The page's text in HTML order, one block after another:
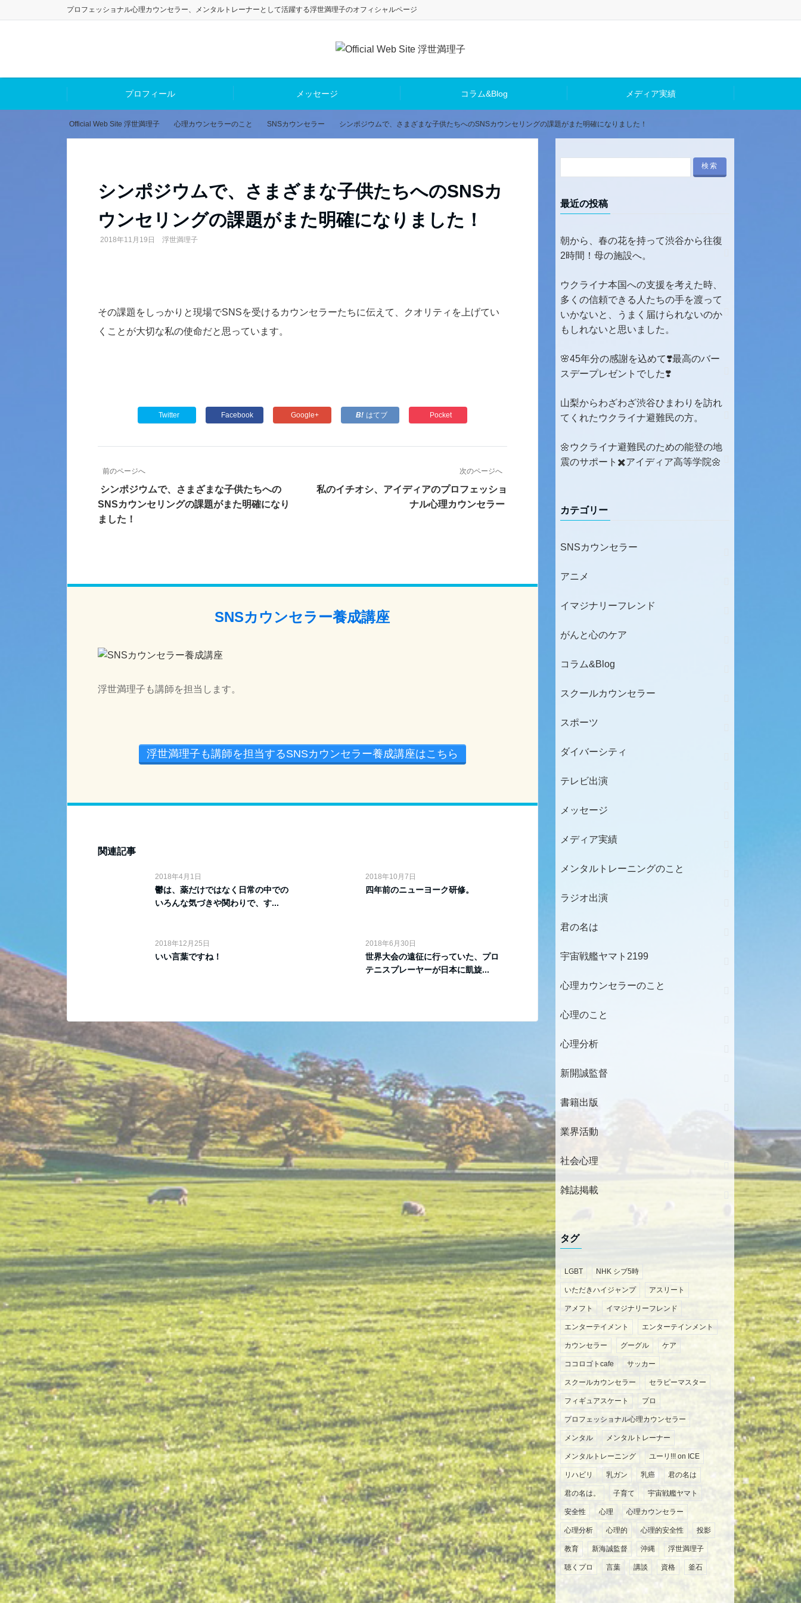
プロフェッショナル心理カウンセラー、メンタルトレーナーとして活躍する浮世満理子のオフィシャルページ
プロフィール メッセージ コラム&Blog メディア実績
Official Web Site 浮世満理子 心理カウンセラーのこと SNSカウンセラー シンポジウムで、さまざまな子供たちへのSNSカウンセリングの課題がまた明確になりました！
シンポジウムで、さまざまな子供たちへのSNSカ
ウンセリングの課題がまた明確になりました！
2018年11月19日 浮世満理子
その課題をしっかりと現場でSNSを受けるカウンセラーたちに伝えて、クオリティを上げてい
くことが大切な私の使命だと思っています。
Twitter Facebook Google+ はてブ Pocket
前のページへ
シンポジウムで、さまざまな子供たちへの
SNSカウンセリングの課題がまた明確になり
ました！
次のページへ
私のイチオシ、アイディアのプロフェッショ
ナル心理カウンセラー
SNSカウンセラー養成講座
浮世満理子も講師を担当します。
浮世満理子も講師を担当するSNSカウンセラー養成講座はこちら
関連記事
2018年4月1日
鬱は、薬だけではなく日常の中での
いろんな気づきや関わりで、す...
2018年10月7日
四年前のニューヨーク研修。
2018年12月25日
いい言葉ですね！
2018年6月30日
世界大会の遠征に行っていた、プロ
テニスプレーヤーが日本に凱旋...
最近の投稿
朝から、春の花を持って渋谷から往復
2時間！母の施設へ。
ウクライナ本国への支援を考えた時、
多くの信頼できる人たちの手を渡って
いかないと、うまく届けられないのか
もしれないと思いました。
🌸45年分の感謝を込めて❣️最高のバー
スデープレゼントでした❣️
山梨からわざわざ渋谷ひまわりを訪れ
てくれたウクライナ避難民の方。
🌼ウクライナ避難民のための能登の地
震のサポート✖️アイディア高等学院🌼
カテゴリー
SNSカウンセラー
アニメ
イマジナリーフレンド
がんと心のケア
コラム&Blog
スクールカウンセラー
スポーツ
ダイバーシティ
テレビ出演
メッセージ
メディア実績
メンタルトレーニングのこと
ラジオ出演
君の名は
宇宙戦艦ヤマト2199
心理カウンセラーのこと
心理のこと
心理分析
新開誠監督
書籍出版
業界活動
社会心理
雑誌掲載
タグ
LGBT NHK シブ5時
いただきハイジャンプ アスリート
アメフト イマジナリーフレンド
エンターテイメント エンターテインメント
カウンセラー グーグル ケア
ココロゴトcafe サッカー
スクールカウンセラー セラピーマスター
フィギュアスケート プロ
プロフェッショナル心理カウンセラー
メンタル メンタルトレーナー
メンタルトレーニング ユーリ!!! on ICE
リハビリ 乳ガン 乳癌 君の名は
君の名は。 子育て 宇宙戦艦ヤマト
安全性 心理 心理カウンセラー
心理分析 心理的 心理的安全性 投影
教育 新海誠監督 沖縄 浮世満理子
聴くプロ 言葉 講談 資格 釜石